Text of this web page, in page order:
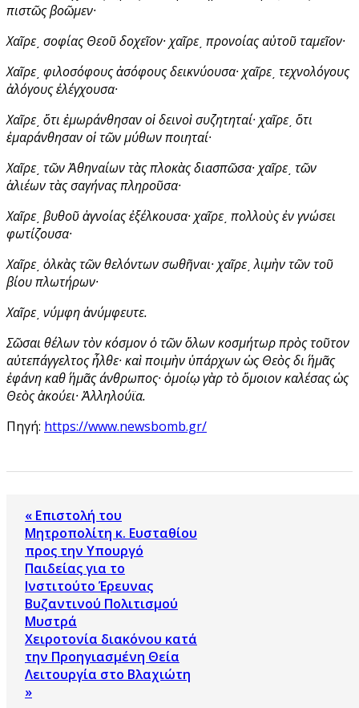
πιστῶς βοῶμεν·
Χαῖρε͵ σοφίας Θεοῦ δοχεῖον· χαῖρε͵ προνοίας αὐτοῦ ταμεῖον·
Χαῖρε͵ φιλοσόφους ἀσόφους δεικνύουσα· χαῖρε͵ τεχνολόγους
ἀλόγους ἐλέγχουσα·
Χαῖρε͵ ὅτι ἐμωράνθησαν οἱ δεινοὶ συζητηταί· χαῖρε͵ ὅτι
ἐμαράνθησαν οἱ τῶν μύθων ποιηταί·
Χαῖρε͵ τῶν Ἀθηναίων τὰς πλοκὰς διασπῶσα· χαῖρε͵ τῶν
ἁλιέων τὰς σαγήνας πληροῦσα·
Χαῖρε͵ βυθοῦ ἀγνοίας ἐξέλκουσα· χαῖρε͵ πολλοὺς ἐν γνώσει
φωτίζουσα·
Χαῖρε͵ ὁλκὰς τῶν θελόντων σωθῆναι· χαῖρε͵ λιμὴν τῶν τοῦ
βίου πλωτήρων·
Χαῖρε͵ νύμφη ἀνύμφευτε.
Σῶσαι θέλων τὸν κόσμον ὁ τῶν ὅλων κοσμήτωρ πρὸς τοῦτον
αὐτεπάγγελτος ἦλθε· καὶ ποιμὴν ὑπάρχων ὡς Θεὸς δι΄ ἡμᾶς
ἐφάνη καθ΄ ἡμᾶς άνθρωπος· ὁμοίῳ γὰρ τὸ ὅμοιον καλέσας ὡς
Θεὸς ἀκούει· Ἀλληλούϊα.
Πηγή: https://www.newsbomb.gr/
« Επιστολή του
Μητροπολίτη κ. Ευσταθίου
προς την Υπουργό
Παιδείας για το
Ινστιτούτο Έρευνας
Βυζαντινού Πολιτισμού
Μυστρά
Χειροτονία διακόνου κατά
την Προηγιασμένη Θεία
Λειτουργία στο Βλαχιώτη
»